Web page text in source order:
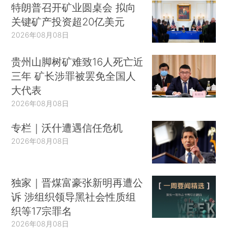
特朗普召开矿业圆桌会 拟向
关键矿产投资超20亿美元
2026年08月08日
贵州山脚树矿难致16人死亡近
三年 矿长涉罪被罢免全国人
大代表
2026年08月08日
专栏｜沃什遭遇信任危机
2026年08月08日
独家｜晋煤富豪张新明再遭公
诉 涉组织领导黑社会性质组
织等17宗罪名
2026年08月08日